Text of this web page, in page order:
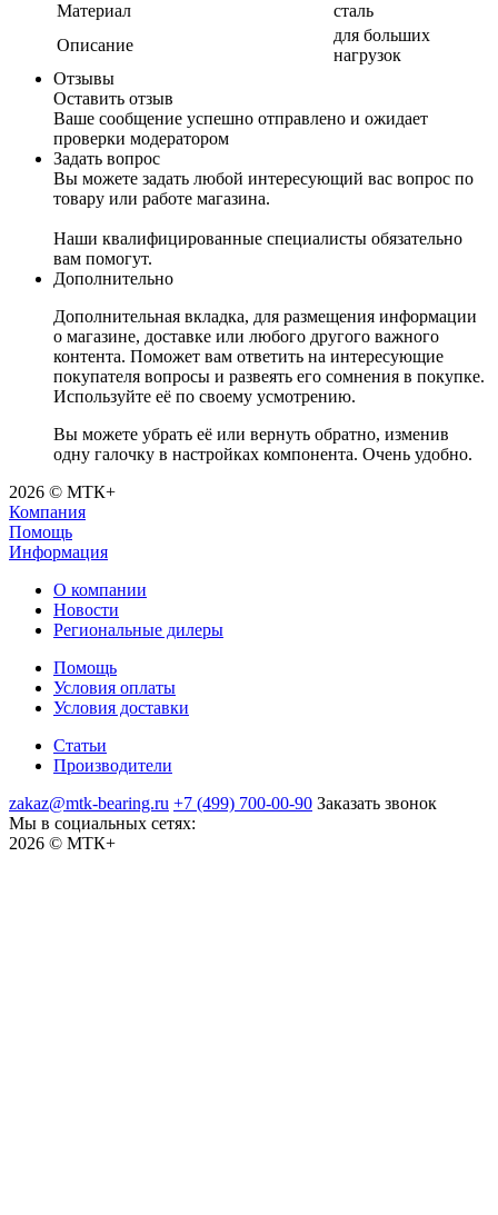
Материал
сталь
Описание
для больших
нагрузок
Отзывы
Оставить отзыв
Ваше сообщение успешно отправлено и ожидает
проверки модератором
Задать вопрос
Вы можете задать любой интересующий вас вопрос по
товару или работе магазина.
Наши квалифицированные специалисты обязательно
вам помогут.
Дополнительно
Дополнительная вкладка, для размещения информации
о магазине, доставке или любого другого важного
контента. Поможет вам ответить на интересующие
покупателя вопросы и развеять его сомнения в покупке.
Используйте её по своему усмотрению.
Вы можете убрать её или вернуть обратно, изменив
одну галочку в настройках компонента. Очень удобно.
2026 © МТК+
Компания
Помощь
Информация
О компании
Новости
Региональные дилеры
Помощь
Условия оплаты
Условия доставки
Статьи
Производители
zakaz@mtk-bearing.ru +7 (499) 700-00-90 Заказать звонок
Мы в социальных сетях:
2026 © МТК+